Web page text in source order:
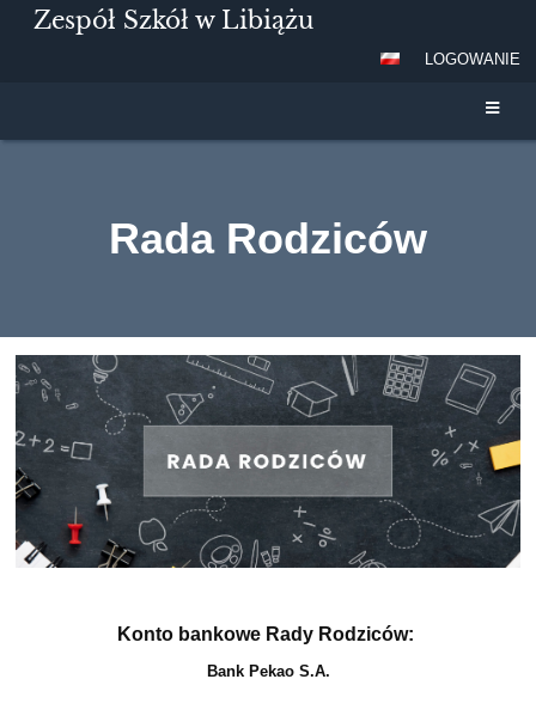
Zespół Szkół w Libiążu
LOGOWANIE
Rada Rodziców
Rada
Rodziców
Konto bankowe Rady Rodziców:
Bank Pekao S.A.